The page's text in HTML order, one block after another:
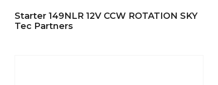
Starter 149NLR 12V CCW ROTATION SKY
Tec Partners